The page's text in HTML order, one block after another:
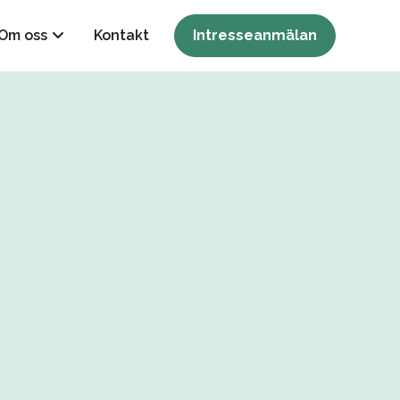
oss Kontakt Intresseanmälan